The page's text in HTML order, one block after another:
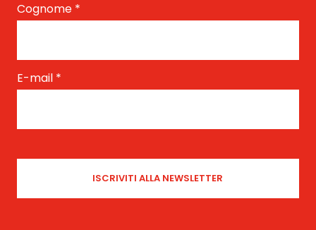
Cognome *
E-mail *